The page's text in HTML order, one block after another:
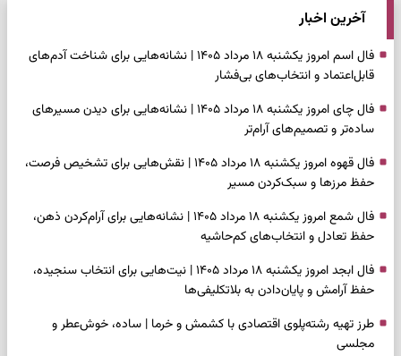
آخرین اخبار
فال اسم امروز یکشنبه ۱۸ مرداد ۱۴۰۵ | نشانه‌هایی برای شناخت آدم‌های
قابل‌اعتماد و انتخاب‌های بی‌فشار
فال چای امروز یکشنبه ۱۸ مرداد ۱۴۰۵ | نشانه‌هایی برای دیدن مسیرهای
ساده‌تر و تصمیم‌های آرام‌تر
فال قهوه امروز یکشنبه ۱۸ مرداد ۱۴۰۵ | نقش‌هایی برای تشخیص فرصت،
حفظ مرزها و سبک‌کردن مسیر
فال شمع امروز یکشنبه ۱۸ مرداد ۱۴۰۵ | نشانه‌هایی برای آرام‌کردن ذهن،
حفظ تعادل و انتخاب‌های کم‌حاشیه
فال ابجد امروز یکشنبه ۱۸ مرداد ۱۴۰۵ | نیت‌هایی برای انتخاب سنجیده،
حفظ آرامش و پایان‌دادن به بلاتکلیفی‌ها
طرز تهیه رشته‌پلوی اقتصادی با کشمش و خرما | ساده، خوش‌عطر و
مجلسی